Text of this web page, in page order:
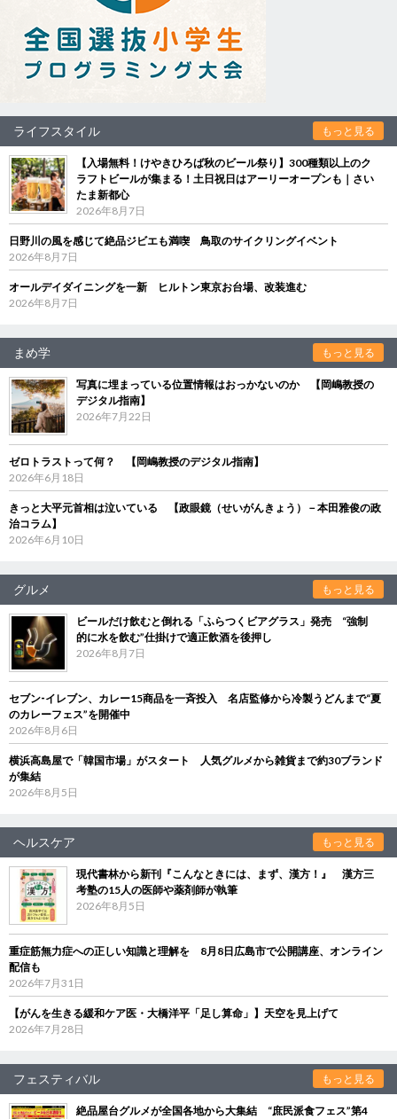
ライフスタイル もっと見る
【入場無料！けやきひろば秋のビール祭り】300種類以上のク
ラフトビールが集まる！土日祝日はアーリーオープンも｜さい
たま新都心
2026年8月7日
日野川の風を感じて絶品ジビエも満喫 鳥取のサイクリングイベント
2026年8月7日
オールデイダイニングを一新 ヒルトン東京お台場、改装進む
2026年8月7日
まめ学 もっと見る
写真に埋まっている位置情報はおっかないのか 【岡嶋教授の
デジタル指南】
2026年7月22日
ゼロトラストって何？ 【岡嶋教授のデジタル指南】
2026年6月18日
きっと大平元首相は泣いている 【政眼鏡（せいがんきょう）－本田雅俊の政
治コラム】
2026年6月10日
グルメ もっと見る
ビールだけ飲むと倒れる「ふらつくビアグラス」発売 “強制
的に水を飲む”仕掛けで適正飲酒を後押し
2026年8月7日
セブン‐イレブン、カレー15商品を一斉投入 名店監修から冷製うどんまで“夏
のカレーフェス”を開催中
2026年8月6日
横浜高島屋で「韓国市場」がスタート 人気グルメから雑貨まで約30ブランド
が集結
2026年8月5日
ヘルスケア もっと見る
現代書林から新刊『こんなときには、まず、漢方！』 漢方三
考塾の15人の医師や薬剤師が執筆
2026年8月5日
重症筋無力症への正しい知識と理解を 8月8日広島市で公開講座、オンライン
配信も
2026年7月31日
【がんを生きる緩和ケア医・大橋洋平「足し算命」】天空を見上げて
2026年7月28日
フェスティバル もっと見る
絶品屋台グルメが全国各地から大集結 “庶民派食フェス”第4